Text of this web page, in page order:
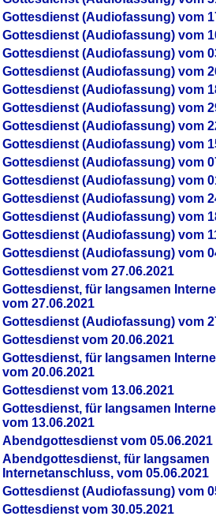
Gottesdienst (Audiofassung) vom
Gottesdienst (Audiofassung) vom
Gottesdienst (Audiofassung) vom
Gottesdienst (Audiofassung) vom
Gottesdienst (Audiofassung) vom
Gottesdienst (Audiofassung) vom
Gottesdienst (Audiofassung) vom
Gottesdienst (Audiofassung) vom
Gottesdienst (Audiofassung) vom
Gottesdienst (Audiofassung) vom
Gottesdienst (Audiofassung) vom
Gottesdienst (Audiofassung) vom
Gottesdienst (Audiofassung) vom
Gottesdienst (Audiofassung) vom
Gottesdienst vom 27.06.2021
Gottesdienst, für langsamen
vom 27.06.2021
Gottesdienst (Audiofassung) vom
Gottesdienst vom 20.06.2021
Gottesdienst, für langsamen
vom 20.06.2021
Gottesdienst vom 13.06.2021
Gottesdienst, für langsamen
vom 13.06.2021
Abendgottesdienst vom 05.06.2021
Abendgottesdienst, für langsamen
Internetanschluss, vom 05.06.2021
Gottesdienst (Audiofassung) vom
Gottesdienst vom 30.05.2021